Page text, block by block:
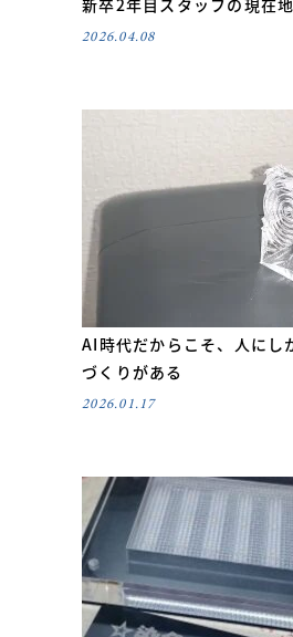
2026.04.08
AI時代だからこそ、人にし
づくりがある
2026.01.17